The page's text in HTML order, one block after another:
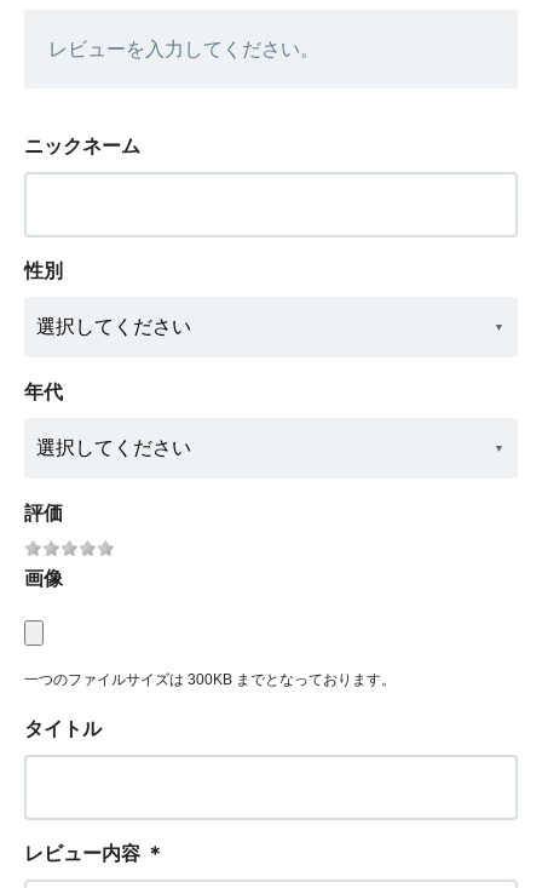
レビューを入力してください。
ニックネーム
性別
年代
評価
画像
一つのファイルサイズは 300KB までとなっております。
タイトル
レビュー内容 ＊